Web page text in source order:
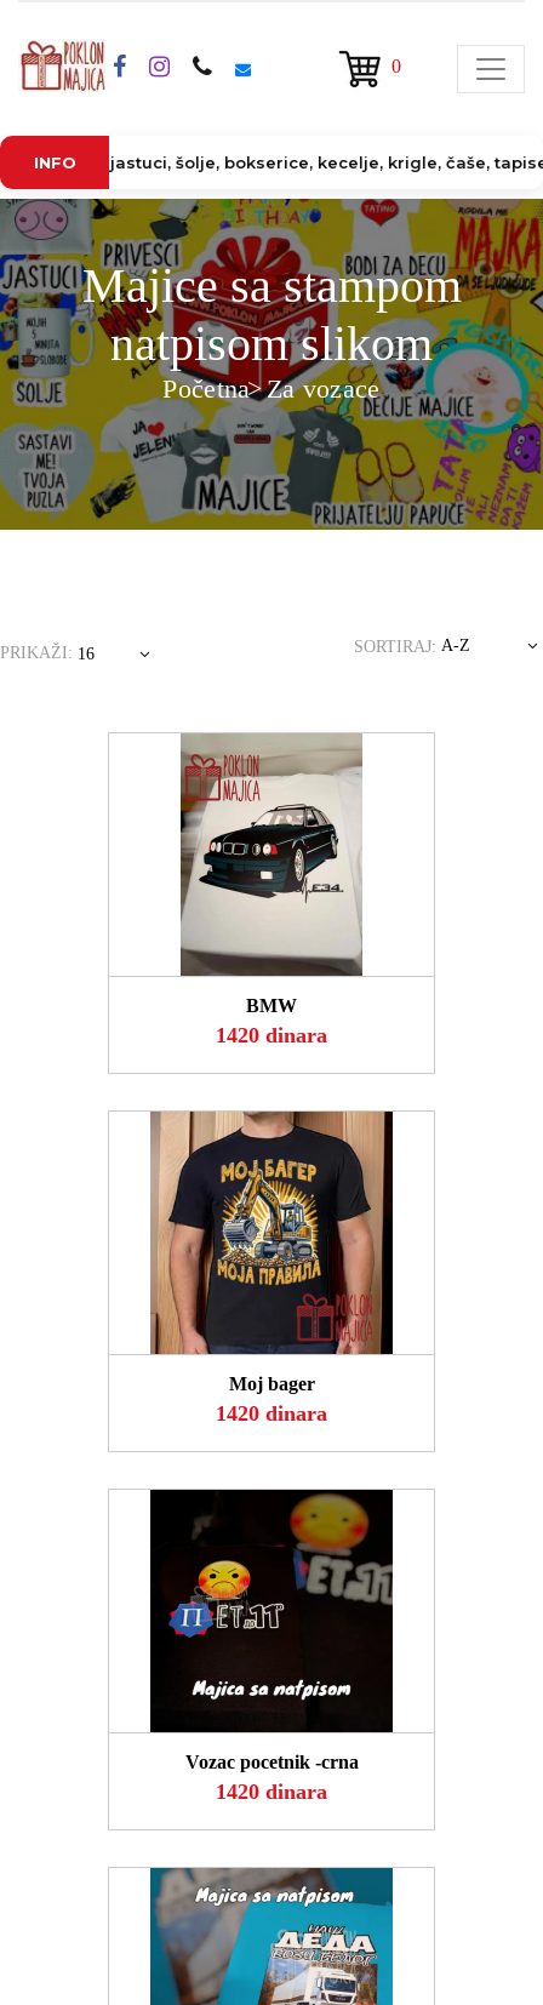
0
INFOšolje, bokserice, kecelje, krigle, čaše, tapiserije,
Majice sa stampom
natpisom slikom
Početna Za vozace
PRIKAŽI: 16 SORTIRAJ: A-Z
BMW
1420 dinara
POGLEDAJ
Moj bager
1420 dinara
POGLEDAJ
Vozac pocetnik -crna
1420 dinara